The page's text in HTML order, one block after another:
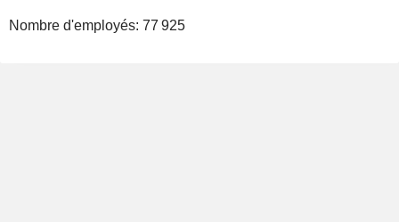
Nombre d'employés: 77 925